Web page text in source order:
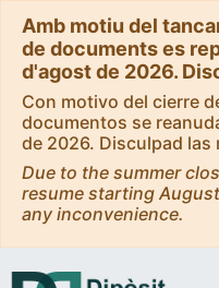
Amb motiu del
de documents es
d'agost de 2026.
Con motivo del cierre
documentos se
de 2026. Disculpad las
Due to the summer
resume starting
any inconvenience.